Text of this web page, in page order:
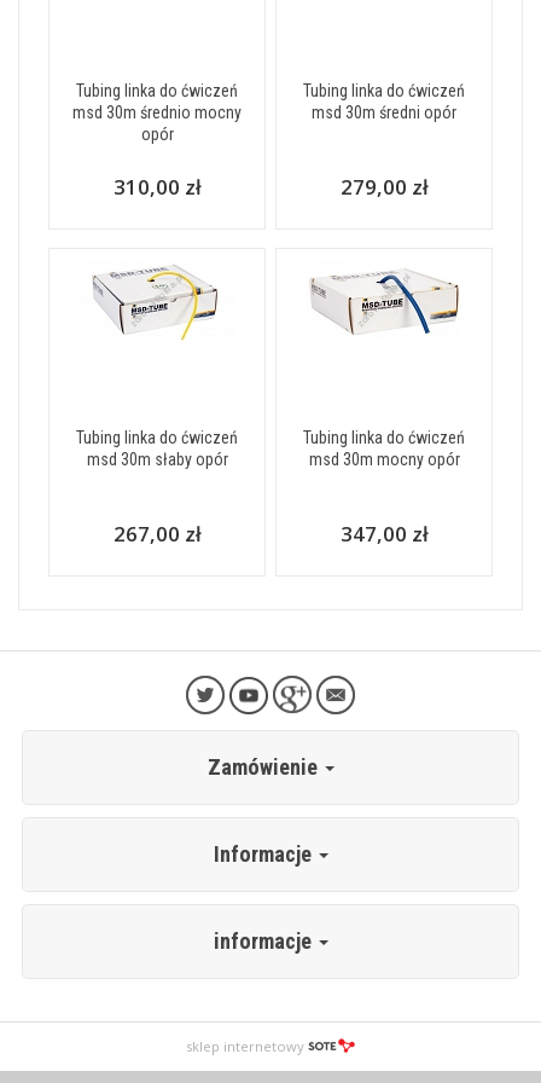
Tubing linka do ćwiczeń
msd 30m średnio mocny
opór
310,00 zł
Tubing linka do ćwiczeń
msd 30m średni opór
279,00 zł
Tubing linka do ćwiczeń
msd 30m słaby opór
267,00 zł
Tubing linka do ćwiczeń
msd 30m mocny opór
347,00 zł
Zamówienie
Informacje
informacje
sklep internetowy